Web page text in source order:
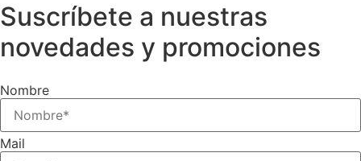
Suscríbete a nuestras
novedades y promociones
Nombre
Mail